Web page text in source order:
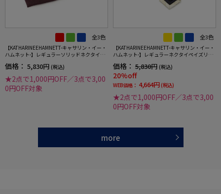
全3色
【KATHARINEEHAMNETT-キャサリン・イー・
ハムネット-】レギュラーソリッドネクタイ秋
冬
価格： 5,830円 (税込)
★2点で1,000円OFF／3点で3,00
0円OFF対象
全3色
【KATHARINEEHAMNETT-キャサリン・イー・
ハムネット-】レギュラーネクタイペイズリー
柄シルク100%7.5cm巾
価格： 5,830円 (税込)
20%off
WEB価格： 4,664円 (税込)
★2点で1,000円OFF／3点で3,00
0円OFF対象
more